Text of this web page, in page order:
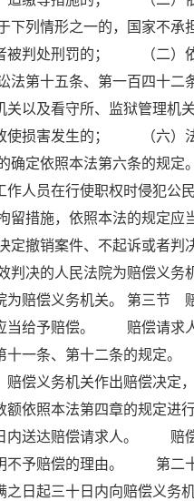
列情形之一的，国家不
被判处刑罚的； （二）
十五条、第一百四十二条
及看守所、监狱管理机关
损害发生的； （六）
定依照本法第六条的规
人员在行使职权时侵犯公
施，依照本法的规定应
销案件、不起诉或者判
的人民法院为赔偿义务
院为赔偿义务机关。 第
当给予赔偿。 赔偿请求人
一条、第十二条的规定
偿义务机关作出赔偿决定
额依照本法第四章的规定
内送达赔偿请求人。 赔
不予赔偿的理由。 第二
之日起三十日内向赔偿义